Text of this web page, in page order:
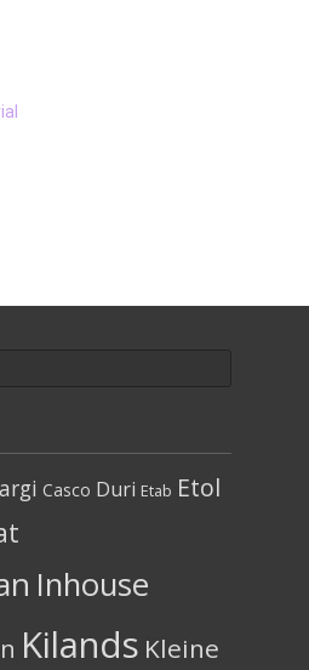
Casco Duri Etab Etol
Inhouse
Kilands Kleine